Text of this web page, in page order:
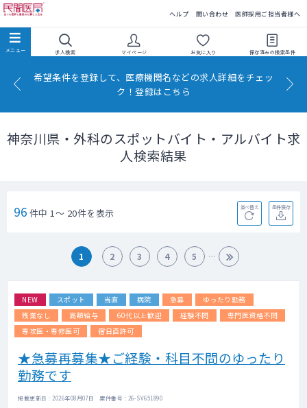
ヘルプ 問い合わせ 医師採用ご担当者様へ
求人検索 マイページ お気に入り 保存済みの検索条件
希望条件を登録して、医療機関名などの求人詳細をチェッ
ク！登録はこちら
神奈川県・外科のスポットバイト・アルバイト求
人検索結果
96 件中 1～ 20件を表示 並べ替え 条件保存
1 2 3 4 5
NEW スポット 当直 病院 急募
ゆったり勤務
残業なし
高額給与 60代以上歓迎 経験不問
専門医資格不問
専攻医・専修医可
宿日直許可
★急募再募集★ご経験・科目不問のゆったり
勤務です
掲載更新日 : 2026年08月07日 案件番号 : 26-SV651890